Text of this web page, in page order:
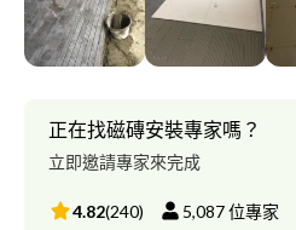
正在找磁磚安裝專家嗎？
立即邀請專家來完成
4.82(240) 5,087位專家